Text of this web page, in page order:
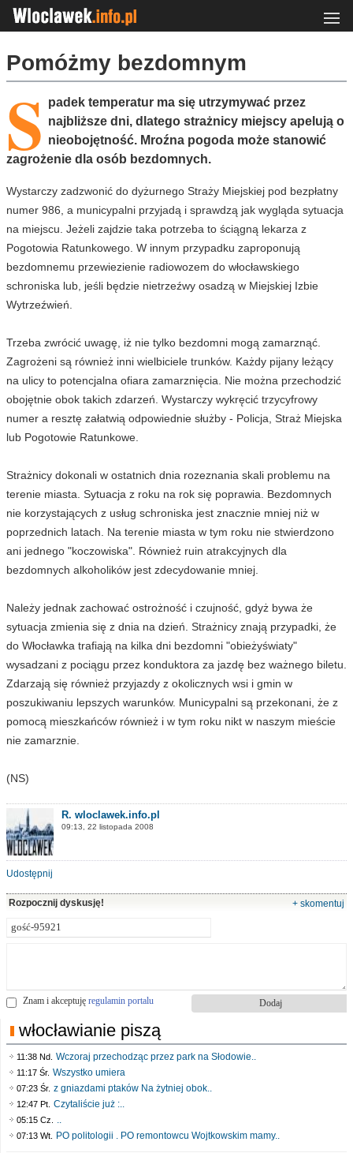
Pomóżmy bezdomnym
S padek temperatur ma się utrzymywać przez
najbliższe dni, dlatego strażnicy miejscy apelują o
nieobojętność. Mroźna pogoda może stanowić
zagrożenie dla osób bezdomnych.
Wystarczy zadzwonić do dyżurnego Straży Miejskiej pod bezpłatny
numer 986, a municypalni przyjadą i sprawdzą jak wygląda sytuacja
na miejscu. Jeżeli zajdzie taka potrzeba to ściągną lekarza z
Pogotowia Ratunkowego. W innym przypadku zaproponują
bezdomnemu przewiezienie radiowozem do włocławskiego
schroniska lub, jeśli będzie nietrzeźwy osadzą w Miejskiej Izbie
Wytrzeźwień.
Trzeba zwrócić uwagę, iż nie tylko bezdomni mogą zamarznąć.
Zagrożeni są również inni wielbiciele trunków. Każdy pijany leżący
na ulicy to potencjalna ofiara zamarznięcia. Nie można przechodzić
obojętnie obok takich zdarzeń. Wystarczy wykręcić trzycyfrowy
numer a resztę załatwią odpowiednie służby - Policja, Straż Miejska
lub Pogotowie Ratunkowe.
Strażnicy dokonali w ostatnich dnia rozeznania skali problemu na
terenie miasta. Sytuacja z roku na rok się poprawia. Bezdomnych
nie korzystających z usług schroniska jest znacznie mniej niż w
poprzednich latach. Na terenie miasta w tym roku nie stwierdzono
ani jednego "koczowiska". Również ruin atrakcyjnych dla
bezdomnych alkoholików jest zdecydowanie mniej.
Należy jednak zachować ostrożność i czujność, gdyż bywa że
sytuacja zmienia się z dnia na dzień. Strażnicy znają przypadki, że
do Włocławka trafiają na kilka dni bezdomni "obieżyświaty"
wysadzani z pociągu przez konduktora za jazdę bez ważnego biletu.
Zdarzają się również przyjazdy z okolicznych wsi i gmin w
poszukiwaniu lepszych warunków. Municypalni są przekonani, że z
pomocą mieszkańców również i w tym roku nikt w naszym mieście
nie zamarznie.
(NS)
R. wloclawek.info.pl
09:13, 22 listopada 2008
Udostępnij
Rozpocznij dyskusję! + skomentuj
Znam i akceptuję regulamin portalu
włocławianie piszą
11:38 Nd. Wczoraj przechodząc przez park na Słodowie..
11:17 Śr. Wszystko umiera
07:23 Śr. z gniazdami ptaków Na żytniej obok..
12:47 Pt. Czytaliście już :..
05:15 Cz. ..
07:13 Wt. PO politologii . PO remontowcu Wojtkowskim mamy..